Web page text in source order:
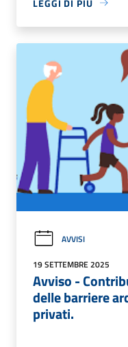
LEGGI DI PIÙ
AVVISI
19 SETTEMBRE 2025
Avviso -
delle barriere
privati.